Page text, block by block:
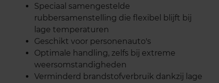
Speciaal samengestelde
rubbersamenstelling die flexibel blijft bij
lage temperaturen
Geschikt voor personenauto's
Optimale handling, zelfs bij extreme
weersomstandigheden
Verminderd brandstofverbruik dankzij lage